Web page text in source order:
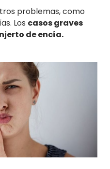
problemas, como
Los casos graves
de encía.